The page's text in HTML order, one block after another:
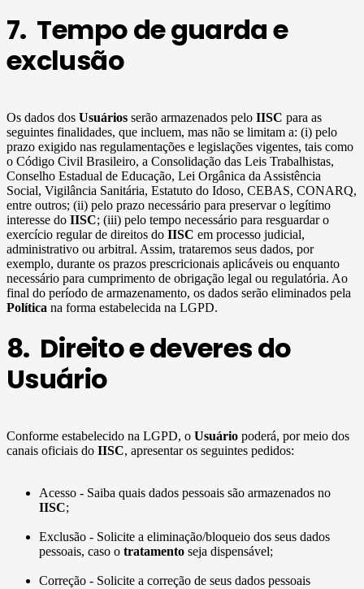
7. Tempo de guarda e
exclusão
Os dados dos Usuários serão armazenados pelo IISC para as
seguintes finalidades, que incluem, mas não se limitam a: (i) pelo
prazo exigido nas regulamentações e legislações vigentes, tais como
o Código Civil Brasileiro, a Consolidação das Leis Trabalhistas,
Conselho Estadual de Educação, Lei Orgânica da Assistência
Social, Vigilância Sanitária, Estatuto do Idoso, CEBAS, CONARQ,
entre outros; (ii) pelo prazo necessário para preservar o legítimo
interesse do IISC; (iii) pelo tempo necessário para resguardar o
exercício regular de direitos do IISC em processo judicial,
administrativo ou arbitral. Assim, trataremos seus dados, por
exemplo, durante os prazos prescricionais aplicáveis ou enquanto
necessário para cumprimento de obrigação legal ou regulatória. Ao
final do período de armazenamento, os dados serão eliminados pela
Política na forma estabelecida na LGPD.
8. Direito e deveres do
Usuário
Conforme estabelecido na LGPD, o Usuário poderá, por meio dos
canais oficiais do IISC, apresentar os seguintes pedidos:
Acesso - Saiba quais dados pessoais são armazenados no
IISC;
Exclusão - Solicite a eliminação/bloqueio dos seus dados
pessoais, caso o tratamento seja dispensável;
Correção - Solicite a correção de seus dados pessoais